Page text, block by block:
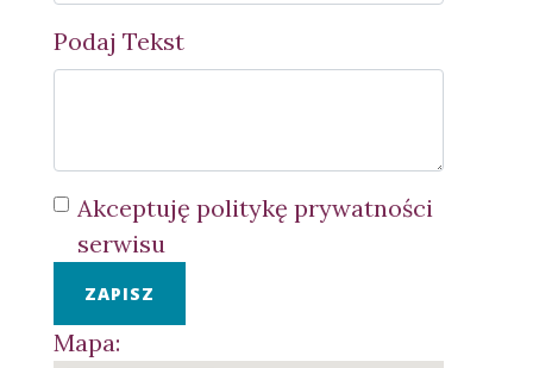
Podaj Tekst
Akceptuję politykę prywatności
serwisu
ZAPISZ
Mapa: